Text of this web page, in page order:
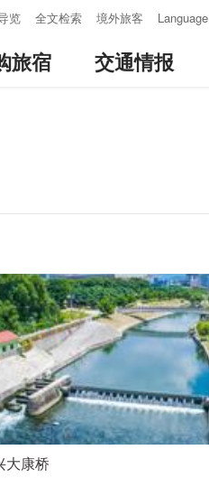
览 全文检索 境外旅客 Language
旅宿 交通情报
大康桥